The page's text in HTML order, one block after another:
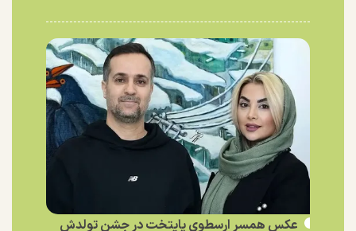
عکس همسر ارسطوی پایتخت در جشن تولدش